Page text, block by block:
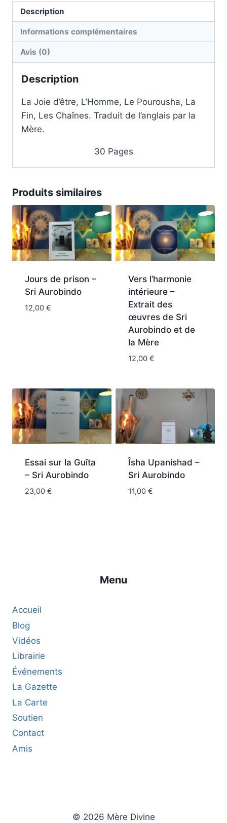
Description
Informations complémentaires
Avis (0)
Description
La Joie d’être, L’Homme, Le Pourousha, La
Fin, Les Chaînes. Traduit de l’anglais par la
Mère.
30 Pages
Produits similaires
Jours de prison –
Sri Aurobindo
12,00 €
Vers l’harmonie
intérieure –
Extrait des
œuvres de Sri
Aurobindo et de
la Mère
12,00 €
Essai sur la Guîta
– Sri Aurobindo
23,00 €
Îsha Upanishad –
Sri Aurobindo
11,00 €
Menu
Accueil
Blog
Vidéos
Librairie
Événements
La Gazette
La Carte
Soutien
Contact
Amis
© 2026 Mère Divine